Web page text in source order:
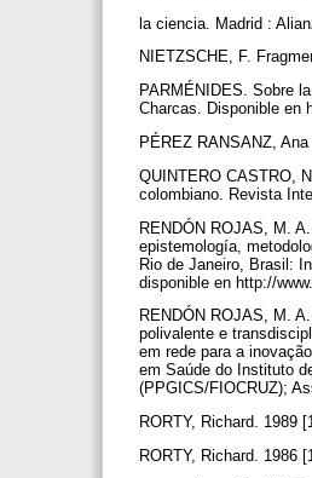
la ciencia. Madrid :
NIETZSCHE, F.
PARMÉNIDES. Sobre
Charcas. Disponible en
PÉREZ RANSANZ,
QUINTERO CASTRO,
colombiano. Revista
RENDÓN ROJAS, M.
epistemología,
Rio de Janeiro, Brasil:
disponible en http://
RENDÓN ROJAS, M.
polivalente e
em rede para a
em Saúde do Instituto
(PPGICS/FIOCRUZ);
RORTY, Richard. 1989
RORTY, Richard. 1986